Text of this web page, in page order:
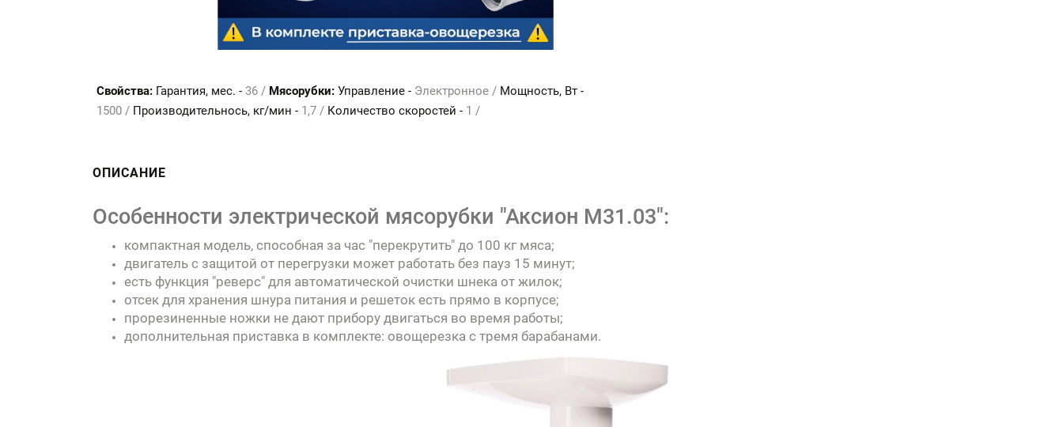
Свойства: Гарантия, мес. - 36 / Мясорубки: Управление - Электронное / Мощность, Вт -
1500 / Производительнось, кг/мин - 1,7 / Количество скоростей - 1 /
ОПИСАНИЕ
Особенности электрической мясорубки "Аксион М31.03":
компактная модель, способная за час "перекрутить" до 100 кг мяса;
двигатель с защитой от перегрузки может работать без пауз 15 минут;
есть функция "реверс" для автоматической очистки шнека от жилок;
отсек для хранения шнура питания и решеток есть прямо в корпусе;
прорезиненные ножки не дают прибору двигаться во время работы;
дополнительная приставка в комплекте: овощерезка с тремя барабанами.